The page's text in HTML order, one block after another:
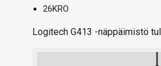
26KRO
Logitech G413 -näppäimistö